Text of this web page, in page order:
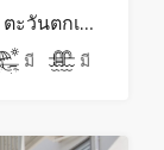
4 ห้องนอน 6 ห้องน้ วิ ลล่า เพื่อขาย ใน ตะวันตกเฉียงเหนือ – HS0817
มี มี